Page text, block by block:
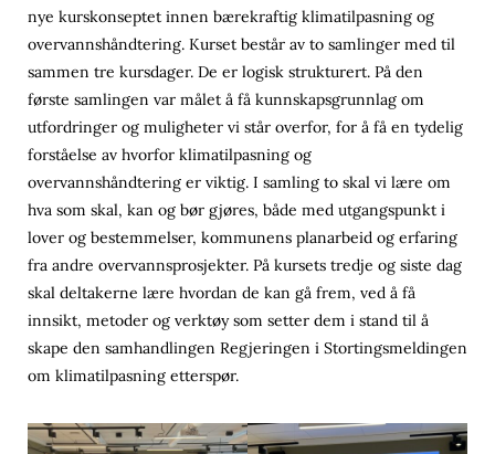
nye kurskonseptet innen bærekraftig klimatilpasning og
overvannshåndtering. Kurset består av to samlinger med til
sammen tre kursdager. De er logisk strukturert. På den
første samlingen var målet å få kunnskapsgrunnlag om
utfordringer og muligheter vi står overfor, for å få en tydelig
forståelse av hvorfor klimatilpasning og
overvannshåndtering er viktig. I samling to skal vi lære om
hva som skal, kan og bør gjøres, både med utgangspunkt i
lover og bestemmelser, kommunens planarbeid og erfaring
fra andre overvannsprosjekter. På kursets tredje og siste dag
skal deltakerne lære hvordan de kan gå frem, ved å få
innsikt, metoder og verktøy som setter dem i stand til å
skape den samhandlingen Regjeringen i Stortingsmeldingen
om klimatilpasning etterspør.